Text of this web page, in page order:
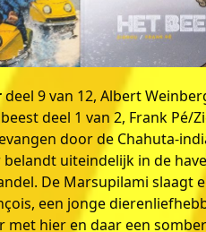
deel 9 van 12, Albert
deel 1 van 2, Frank Pé/
door de Chahuta-
uiteindelijk in de
De Marsupilami slaagt
een jonge
met hier en daar een